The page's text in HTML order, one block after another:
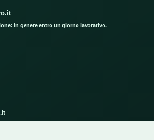
in genere entro un giorno lavorativo.